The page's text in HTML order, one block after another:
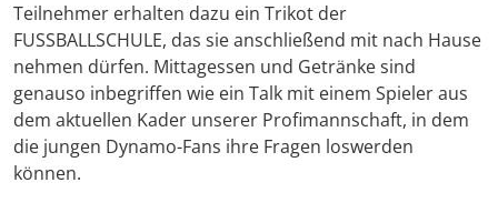
Teilnehmer erhalten dazu ein Trikot der
FUSSBALLSCHULE, das sie anschließend mit nach Hause
nehmen dürfen. Mittagessen und Getränke sind
genauso inbegriffen wie ein Talk mit einem Spieler aus
dem aktuellen Kader unserer Profimannschaft, in dem
die jungen Dynamo-Fans ihre Fragen loswerden
können.